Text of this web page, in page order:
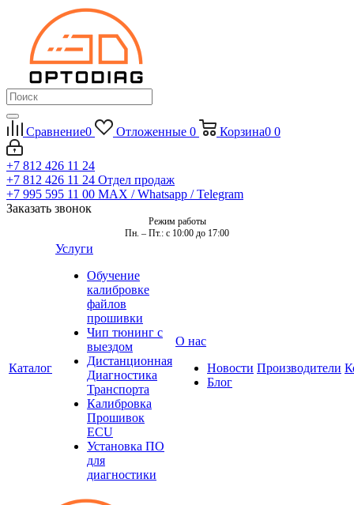
Сравнение0 Отложенные 0 Корзина0 0
+7 812 426 11 24
+7 812 426 11 24 Отдел продаж
+7 995 595 11 00 MAX / Whatsapp / Telegram
Заказать звонок
Режим работы
Пн. – Пт.: с 10:00 до 17:00
Каталог
Услуги
Обучение
калибровке
файлов
прошивки
Чип тюнинг с
выездом
Дистанционная
Диагностика
Транспорта
Калибровка
Прошивок
ECU
Установка ПО
для
диагностики
О нас
Новости
Блог
Производители